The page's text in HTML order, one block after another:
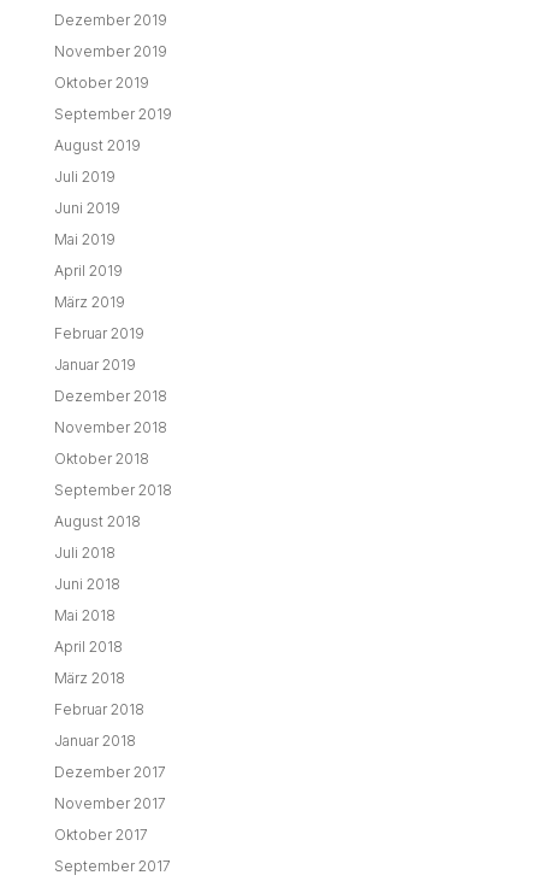
Dezember 2019
November 2019
Oktober 2019
September 2019
August 2019
Juli 2019
Juni 2019
Mai 2019
April 2019
März 2019
Februar 2019
Januar 2019
Dezember 2018
November 2018
Oktober 2018
September 2018
August 2018
Juli 2018
Juni 2018
Mai 2018
April 2018
März 2018
Februar 2018
Januar 2018
Dezember 2017
November 2017
Oktober 2017
September 2017